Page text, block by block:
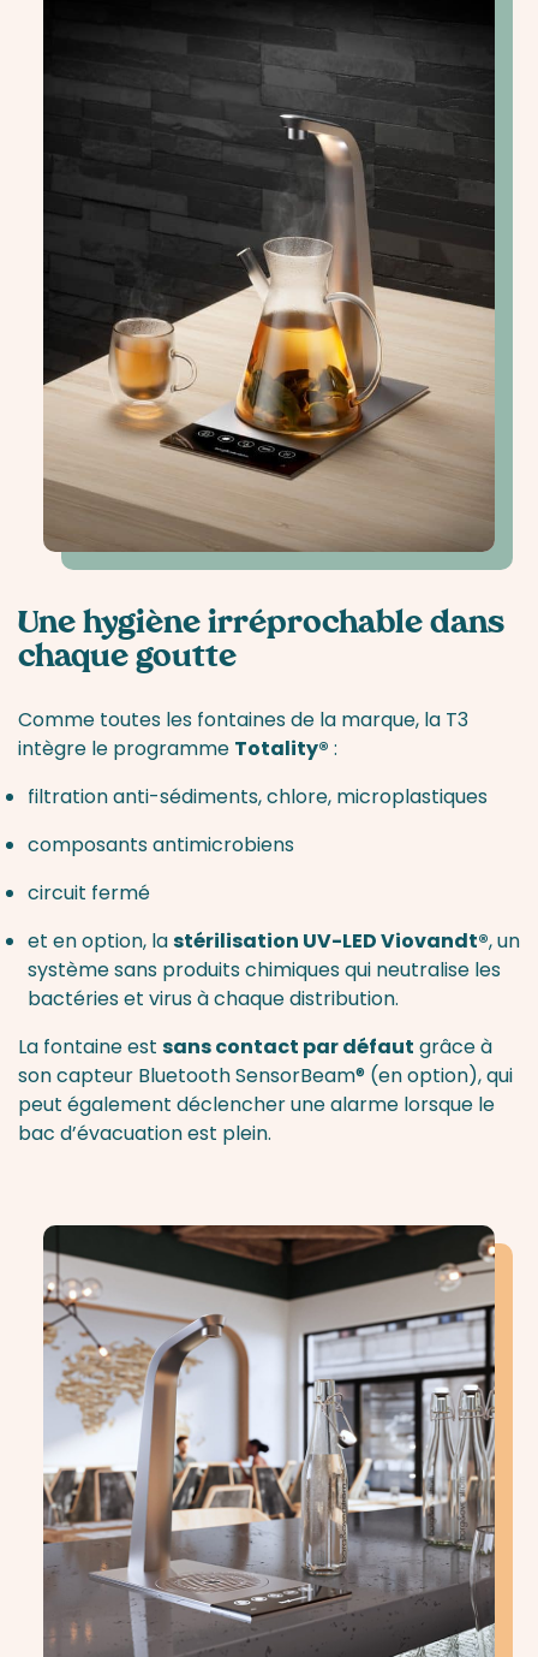
Une hygiène irréprochable dans
chaque goutte
Comme toutes les fontaines de la marque, la T3
intègre le programme Totality® :
filtration anti-sédiments, chlore, microplastiques
composants antimicrobiens
circuit fermé
et en option, lastérilisation UV-LED Viovandt®, un
système sans produits chimiques qui neutralise les
bactéries et virus à chaque distribution.
La fontaine est sans contact par défaut grâce à
son capteur Bluetooth SensorBeam® (en option), qui
peut également déclencher une alarme lorsque le
bac d’évacuation est plein.